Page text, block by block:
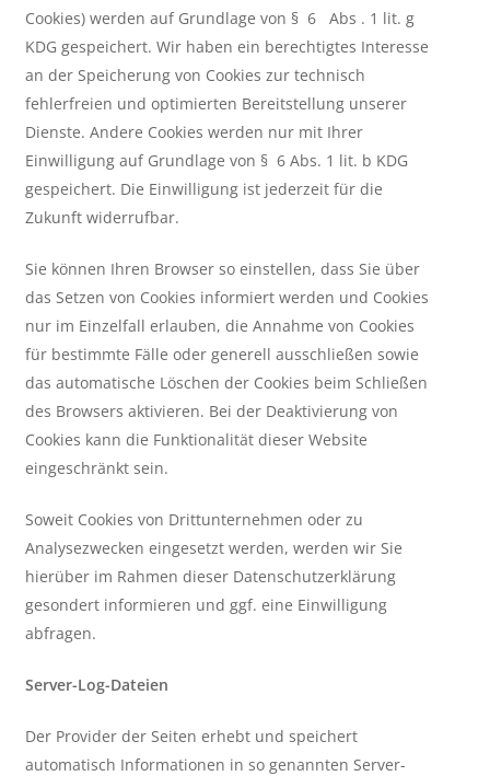
Cookies) werden auf Grundlage von § 6 Abs . 1 lit. g
KDG gespeichert. Wir haben ein berechtigtes Interesse
an der Speicherung von Cookies zur technisch
fehlerfreien und optimierten Bereitstellung unserer
Dienste. Andere Cookies werden nur mit Ihrer
Einwilligung auf Grundlage von § 6 Abs. 1 lit. b KDG
gespeichert. Die Einwilligung ist jederzeit für die
Zukunft widerrufbar.
Sie können Ihren Browser so einstellen, dass Sie über
das Setzen von Cookies informiert werden und Cookies
nur im Einzelfall erlauben, die Annahme von Cookies
für bestimmte Fälle oder generell ausschließen sowie
das automatische Löschen der Cookies beim Schließen
des Browsers aktivieren. Bei der Deaktivierung von
Cookies kann die Funktionalität dieser Website
eingeschränkt sein.
Soweit Cookies von Drittunternehmen oder zu
Analysezwecken eingesetzt werden, werden wir Sie
hierüber im Rahmen dieser Datenschutzerklärung
gesondert informieren und ggf. eine Einwilligung
abfragen.
Server-Log-Dateien
Der Provider der Seiten erhebt und speichert
automatisch Informationen in so genannten Server-